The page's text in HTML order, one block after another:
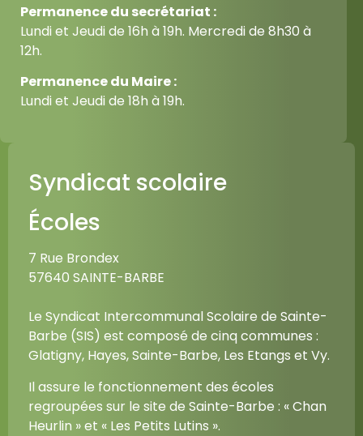
Permanence du secrétariat :
Lundi et Jeudi de 16h à 19h. Mercredi de 8h30 à
12h.
Permanence du Maire :
Lundi et Jeudi de 18h à 19h.
Syndicat scolaire
Écoles
7 Rue Brondex
57640 SAINTE-BARBE
Le Syndicat Intercommunal Scolaire de Sainte-
Barbe (SIS) est composé de cinq communes :
Glatigny, Hayes, Sainte-Barbe, Les Etangs et Vy.
Il assure le fonctionnement des écoles
regroupées sur le site de Sainte-Barbe : « Chan
Heurlin » et « Les Petits Lutins ».